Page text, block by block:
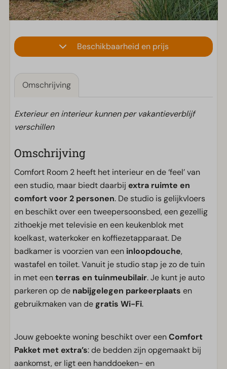
Beschikbaarheid en prijs
Omschrijving
Exterieur en interieur kunnen per vakantieverblijf
verschillen
Omschrijving
Comfort Room 2 heeft het interieur en de ‘feel’ van
een studio, maar biedt daarbij extra ruimte en
comfort voor 2 personen. De studio is gelijkvloers
en beschikt over een tweepersoonsbed, een gezellig
zithoekje met televisie en een keukenblok met
koelkast, waterkoker en koffiezetapparaat. De
badkamer is voorzien van een inloopdouche,
wastafel en toilet. Vanuit je studio stap je zo de tuin
in met eenterras en tuinmeubilair. Je kunt je auto
parkeren op de nabijgelegen parkeerplaats en
gebruikmaken van de gratis Wi-Fi.
Jouw geboekte woning beschikt over eenComfort
Pakket met extra’s: de bedden zijn opgemaakt bij
aankomst, er ligt een handdoeken- en